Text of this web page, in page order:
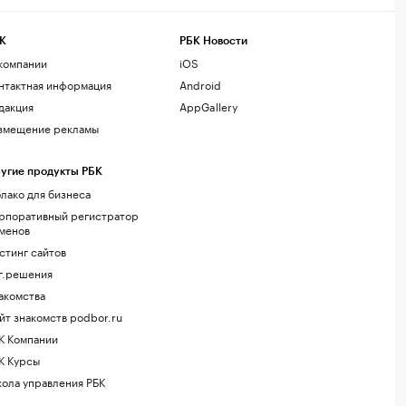
информация
рекламы
продукты РБК
для бизнеса
регистратор
сайтов
знакомств podbor.ru
Компании
Курсы
управления РБК
РБК Новости
iOS
Android
AppGallery